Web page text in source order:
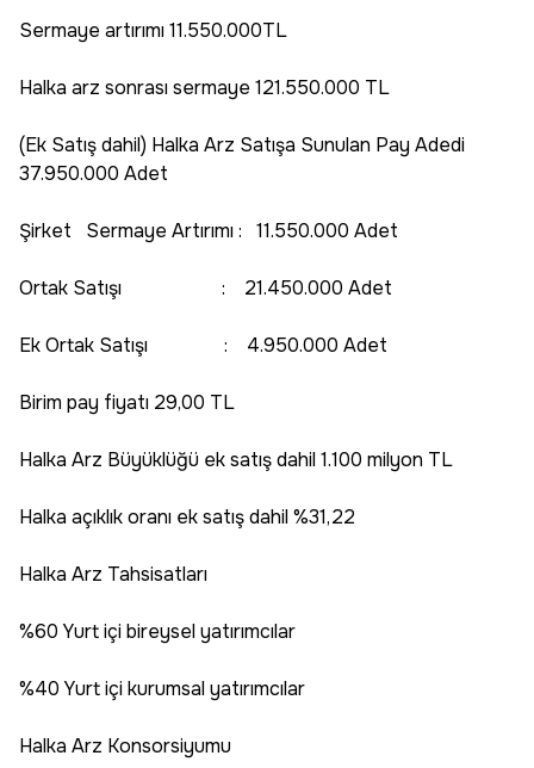
Sermaye artırımı 11.550.000TL
Halka arz sonrası sermaye 121.550.000 TL
(Ek Satış dahil) Halka Arz Satışa Sunulan Pay Adedi
37.950.000 Adet
Şirket Sermaye Artırımı : 11.550.000 Adet
Ortak Satışı : 21.450.000 Adet
Ek Ortak Satışı : 4.950.000 Adet
Birim pay fiyatı 29,00 TL
Halka Arz Büyüklüğü ek satış dahil 1.100 milyon TL
Halka açıklık oranı ek satış dahil %31,22
Halka Arz Tahsisatları
%60 Yurt içi bireysel yatırımcılar
%40 Yurt içi kurumsal yatırımcılar
Halka Arz Konsorsiyumu